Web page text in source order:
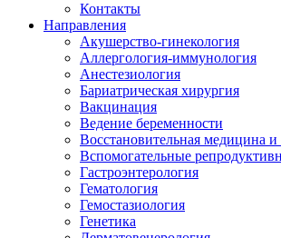
Контакты
Направления
Акушерство-гинекология
Аллергология-иммунология
Анестезиология
Бариатрическая хирургия
Вакцинация
Ведение беременности
Восстановительная медицина и
Вспомогательные
Гастроэнтерология
Гематология
Гемостазиология
Генетика